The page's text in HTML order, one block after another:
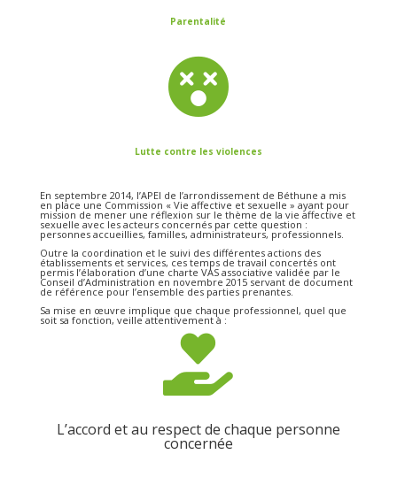
Parentalité

Lutte contre les violences
En septembre 2014, l’APEI de l’arrondissement de Béthune a mis
en place une Commission « Vie affective et sexuelle » ayant pour
mission de mener une réflexion sur le thème de la vie affective et
sexuelle avec les acteurs concernés par cette question :
personnes accueillies, familles, administrateurs, professionnels.
Outre la coordination et le suivi des différentes actions des
établissements et services, ces temps de travail concertés ont
permis l’élaboration d’une charte VAS associative validée par le
Conseil d’Administration en novembre 2015 servant de document
de référence pour l’ensemble des parties prenantes.
Sa mise en œuvre implique que chaque professionnel, quel que
soit sa fonction, veille attentivement à :

L’accord et au respect de chaque personne
concernée